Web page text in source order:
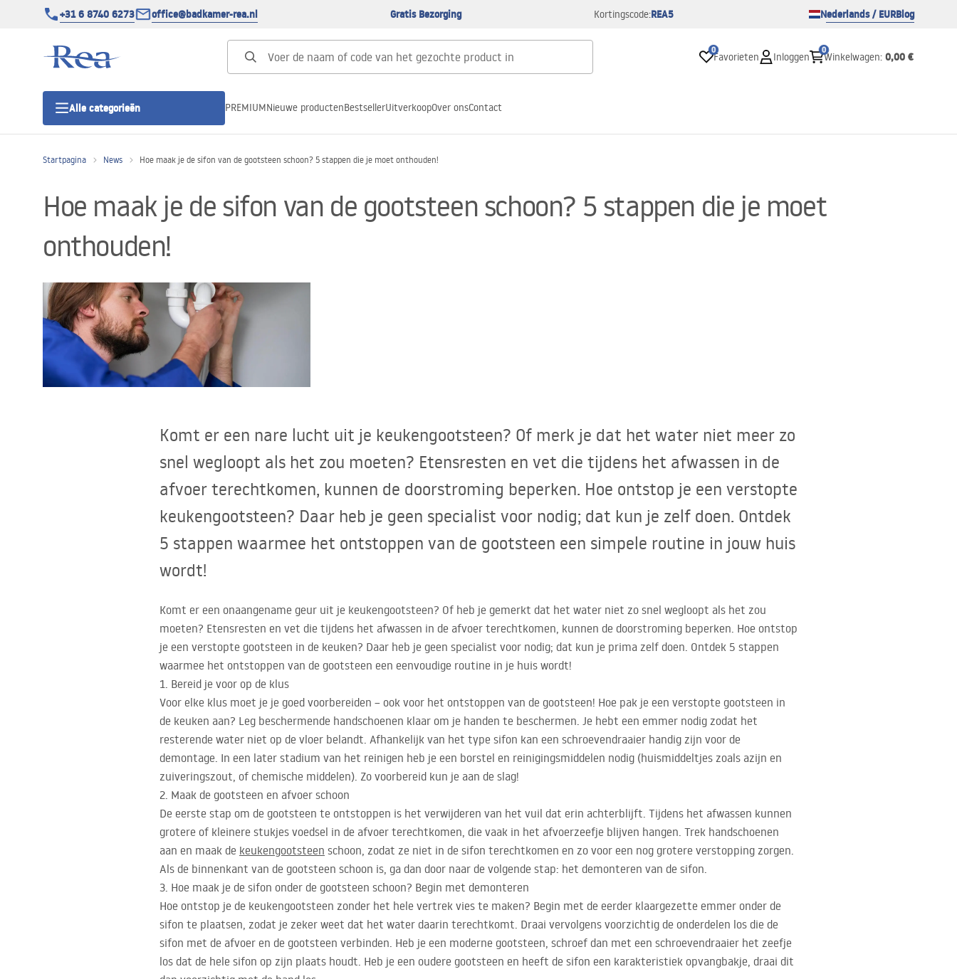
+31 6 8740 6273 office@badkamer-rea.nl Gratis Bezorging Kortingscode:REA5 Nederlands / EURBlog
0
Favorieten Inloggen
0
Winkelwagen: 0,00 €
Alle categorieën
Douchedeur
Douchebakken
Lineaire Douchegoten
Toiletten
Wastafels
Badkameraccessoires
PREMIUMNieuwe productenBestsellerUitverkoopOver onsContact
Startpagina News Hoe maak je de sifon van de gootsteen schoon? 5 stappen die je moet onthouden!
Hoe maak je de sifon van de gootsteen schoon? 5 stappen die je moet
onthouden!
Komt er een nare lucht uit je keukengootsteen? Of merk je dat het water niet meer zo
snel wegloopt als het zou moeten? Etensresten en vet die tijdens het afwassen in de
afvoer terechtkomen, kunnen de doorstroming beperken. Hoe ontstop je een verstopte
keukengootsteen? Daar heb je geen specialist voor nodig; dat kun je zelf doen. Ontdek
5 stappen waarmee het ontstoppen van de gootsteen een simpele routine in jouw huis
wordt!
Komt er een onaangename geur uit je keukengootsteen? Of heb je gemerkt dat het water niet zo snel wegloopt als het zou
moeten? Etensresten en vet die tijdens het afwassen in de afvoer terechtkomen, kunnen de doorstroming beperken. Hoe ontstop
je een verstopte gootsteen in de keuken? Daar heb je geen specialist voor nodig; dat kun je prima zelf doen. Ontdek 5 stappen
waarmee het ontstoppen van de gootsteen een eenvoudige routine in je huis wordt!
1. Bereid je voor op de klus
Voor elke klus moet je je goed voorbereiden – ook voor het ontstoppen van de gootsteen! Hoe pak je een verstopte gootsteen in
de keuken aan? Leg beschermende handschoenen klaar om je handen te beschermen. Je hebt een emmer nodig zodat het
resterende water niet op de vloer belandt. Afhankelijk van het type sifon kan een schroevendraaier handig zijn voor de
demontage. In een later stadium van het reinigen heb je een borstel en reinigingsmiddelen nodig (huismiddeltjes zoals azijn en
zuiveringszout, of chemische middelen). Zo voorbereid kun je aan de slag!
2. Maak de gootsteen en afvoer schoon
De eerste stap om de gootsteen te ontstoppen is het verwijderen van het vuil dat erin achterblijft. Tijdens het afwassen kunnen
grotere of kleinere stukjes voedsel in de afvoer terechtkomen, die vaak in het afvoerzeefje blijven hangen. Trek handschoenen
aan en maak de keukengootsteen schoon, zodat ze niet in de sifon terechtkomen en zo voor een nog grotere verstopping zorgen.
Als de binnenkant van de gootsteen schoon is, ga dan door naar de volgende stap: het demonteren van de sifon.
3. Hoe maak je de sifon onder de gootsteen schoon? Begin met demonteren
Hoe ontstop je de keukengootsteen zonder het hele vertrek vies te maken? Begin met de eerder klaargezette emmer onder de
sifon te plaatsen, zodat je zeker weet dat het water daarin terechtkomt. Draai vervolgens voorzichtig de onderdelen los die de
sifon met de afvoer en de gootsteen verbinden. Heb je een moderne gootsteen, schroef dan met een schroevendraaier het zeefje
los dat de hele sifon op zijn plaats houdt. Heb je een oudere gootsteen en heeft de sifon een karakteristiek opvangbakje, draai dit